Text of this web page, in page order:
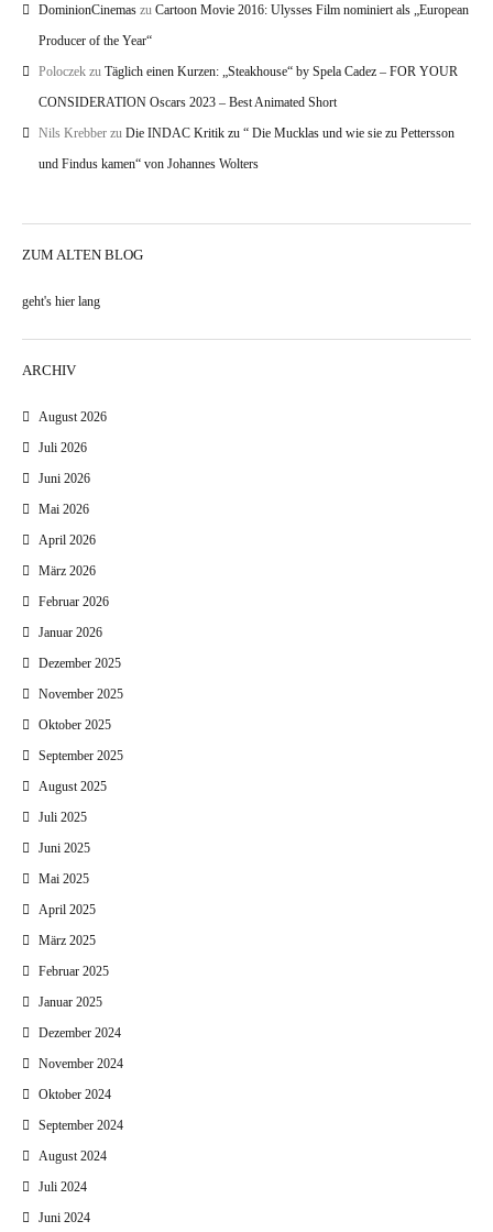
DominionCinemas zu Cartoon Movie 2016: Ulysses Film nominiert als „European
Producer of the Year“
Poloczek zu Täglich einen Kurzen: „Steakhouse“ by Spela Cadez – FOR YOUR
CONSIDERATION Oscars 2023 – Best Animated Short
Nils Krebber zu Die INDAC Kritik zu “ Die Mucklas und wie sie zu Pettersson
und Findus kamen“ von Johannes Wolters
ZUM ALTEN BLOG
geht's hier lang
ARCHIV
August 2026
Juli 2026
Juni 2026
Mai 2026
April 2026
März 2026
Februar 2026
Januar 2026
Dezember 2025
November 2025
Oktober 2025
September 2025
August 2025
Juli 2025
Juni 2025
Mai 2025
April 2025
März 2025
Februar 2025
Januar 2025
Dezember 2024
November 2024
Oktober 2024
September 2024
August 2024
Juli 2024
Juni 2024